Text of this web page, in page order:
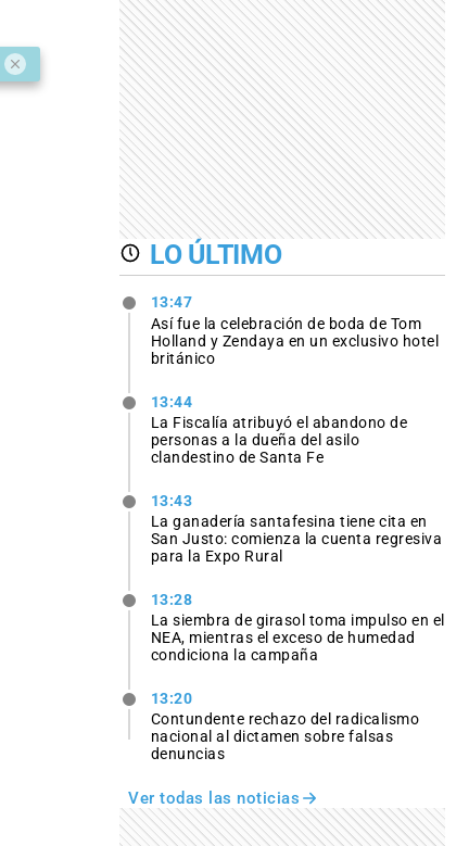
LO ÚLTIMO
13:47
Así fue la celebración de boda de Tom
Holland y Zendaya en un exclusivo hotel
británico
13:44
La Fiscalía atribuyó el abandono de
personas a la dueña del asilo
clandestino de Santa Fe
13:43
La ganadería santafesina tiene cita en
San Justo: comienza la cuenta regresiva
para la Expo Rural
13:28
La siembra de girasol toma impulso en el
NEA, mientras el exceso de humedad
condiciona la campaña
13:20
Contundente rechazo del radicalismo
nacional al dictamen sobre falsas
denuncias
Ver todas las noticias